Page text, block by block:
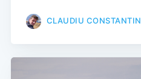
CLAUDIU CONSTANTIN